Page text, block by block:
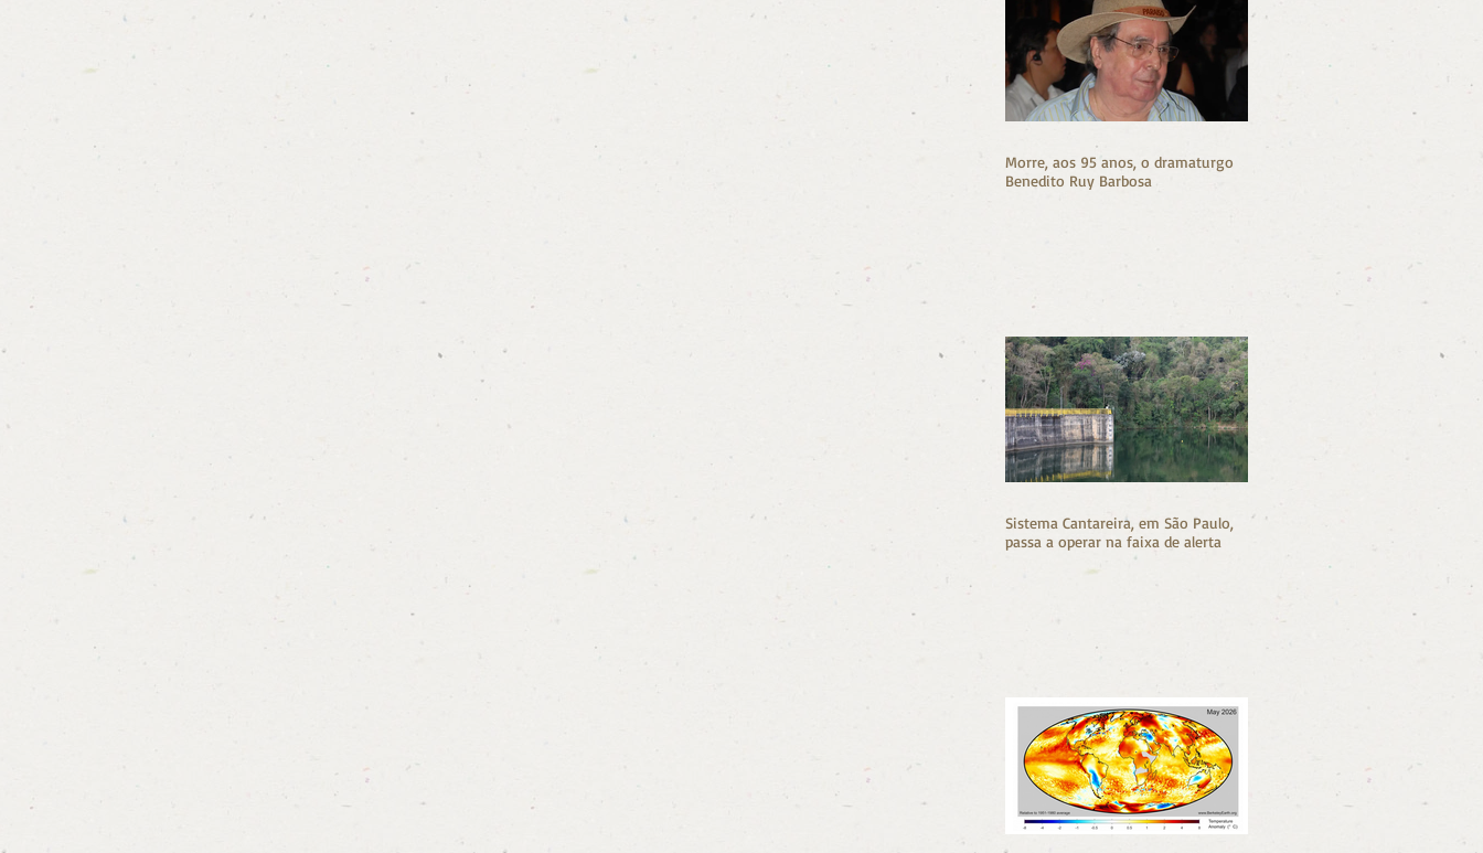
Morre, aos 95 anos, o dramaturgo
Benedito Ruy Barbosa
Sistema Cantareira, em São Paulo,
passa a operar na faixa de alerta